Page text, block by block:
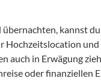
übernachten, kannst
auch in Erwägung
oder finanziellen